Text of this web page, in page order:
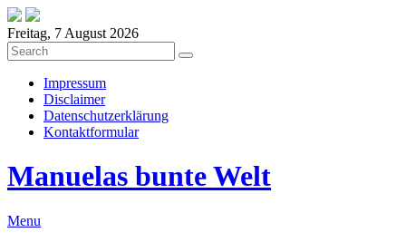
Freitag, 7 August 2026
Impressum
Disclaimer
Datenschutzerklärung
Kontaktformular
Manuelas bunte Welt
Menu